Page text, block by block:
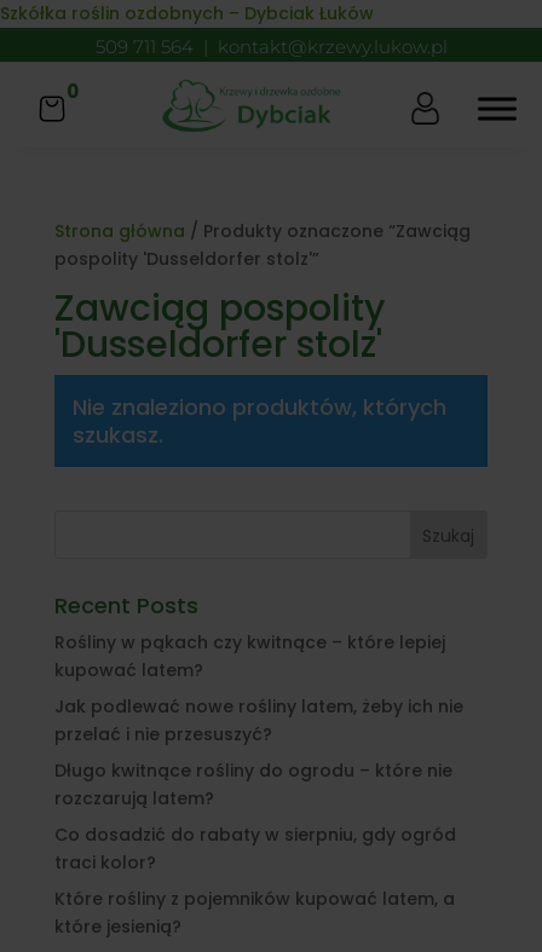
Skip to content
Szkółka roślin ozdobnych – Dybciak Łuków
509 711 564 | kontakt@krzewy.lukow.pl
0
Strona główna / Produkty oznaczone “Zawciąg
pospolity 'Dusseldorfer stolz'”
Zawciąg pospolity
'Dusseldorfer stolz'
Nie znaleziono produktów, których
szukasz.
Szukaj
Recent Posts
Rośliny w pąkach czy kwitnące – które lepiej
kupować latem?
Jak podlewać nowe rośliny latem, żeby ich nie
przelać i nie przesuszyć?
Długo kwitnące rośliny do ogrodu – które nie
rozczarują latem?
Co dosadzić do rabaty w sierpniu, gdy ogród
traci kolor?
Które rośliny z pojemników kupować latem, a
które jesienią?